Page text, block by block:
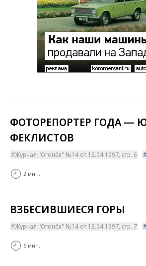
ФОТОРЕПОРТЕР ГОДА —
ФЕКЛИСТОВ
Журнал "Огонёк" №14 от 13.04.1997, стр. 6
2 мин.
ВЗБЕСИВШИЕСЯ ГОРЫ
Журнал "Огонёк" №14 от 13.04.1997, стр. 7
6 мин.